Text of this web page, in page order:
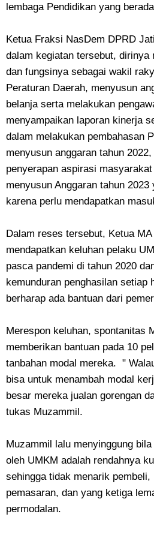
lembaga Pendidikan yang
Ketua Fraksi NasDem DPRD
dalam kegiatan tersebut, dirinya
dan fungsinya sebagai wakil
Peraturan Daerah, menyusun
belanja serta melakukan
menyampaikan laporan kinerja
dalam melakukan pembahasan
menyusun anggaran tahun
penyerapan aspirasi
menyusun Anggaran tahun
karena perlu mendapatkan
Dalam reses tersebut, Ketua
mendapatkan keluhan pelaku
pasca pandemi di tahun 2020
kemunduran penghasilan setiap
berharap ada bantuan dari
Merespon keluhan, spontanitas
memberikan bantuan pada 10
tanbahan modal mereka. "
bisa untuk menambah modal
besar mereka jualan gorengan
tukas Muzammil.
Muzammil lalu menyinggung
oleh UMKM adalah rendahnya
sehingga tidak menarik
pemasaran, dan yang ketiga
permodalan.